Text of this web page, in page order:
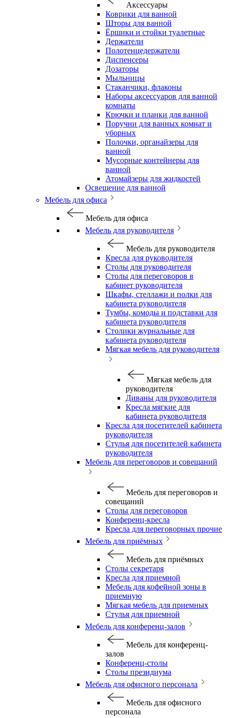
Аксессуары
Коврики для ванной
Шторы для ванной
Ёршики и стойки туалетные
Держатели
Полотенцедержатели
Диспенсеры
Дозаторы
Мыльницы
Стаканчики, флаконы
Наборы аксессуаров для ванной
комнаты
Крючки и планки для ванной
Поручни для ванных комнат и
уборных
Полочки, органайзеры для
ванной
Мусорные контейнеры для
ванной
Атомайзеры для жидкостей
Освещение для ванной
Мебель для офиса
Мебель для офиса
Мебель для руководителя
Мебель для руководителя
Кресла для руководителя
Столы для руководителя
Столы для переговоров в
кабинет руководителя
Шкафы, стеллажи и полки для
кабинета руководителя
Тумбы, комоды и подставки для
кабинета руководителя
Столики журнальные для
кабинета руководителя
Мягкая мебель для руководителя
Мягкая мебель для
руководителя
Диваны для руководителя
Кресла мягкие для
кабинета руководителя
Кресла для посетителей кабинета
руководителя
Стулья для посетителей кабинета
руководителя
Мебель для переговоров и совещаний
Мебель для переговоров и
совещаний
Столы для переговоров
Конференц-кресла
Кресла для переговорных прочие
Мебель для приёмных
Мебель для приёмных
Столы секретаря
Кресла для приемной
Мебель для кофейной зоны в
приемную
Мягкая мебель для приемных
Стулья для приемной
Мебель для конференц-залов
Мебель для конференц-
залов
Конференц-столы
Столы президиума
Мебель для офисного персонала
Мебель для офисного
персонала